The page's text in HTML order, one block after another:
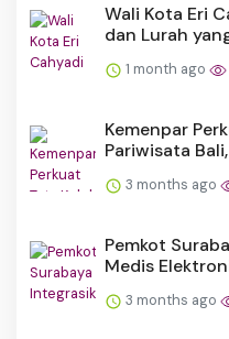
Wali Kota Eri
dan Lurah
1 month ago
Kemenpar
Pariwisata
3 months ago
Pemkot
Medis
3 months ago